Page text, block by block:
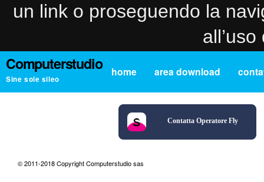
un link o proseguendo la
Computerstudio
Sine sole sileo
home area download
Contatta Operatore Fly
© 2011-2018 Copyright Computerstudio sas